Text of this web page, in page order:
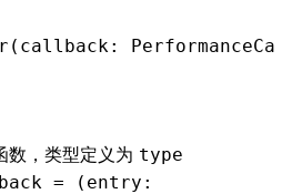
(callback:
数，类型定义为 type
= (entry: